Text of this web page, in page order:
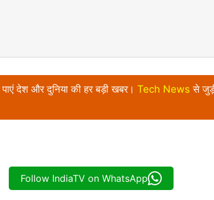
देश और दुनिया की हर बड़ी खबर। Tech News से
Follow IndiaTV on WhatsApp